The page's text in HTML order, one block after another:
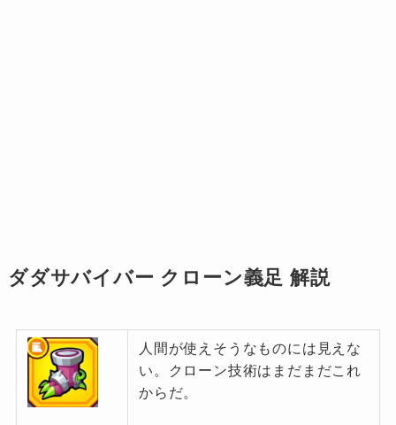
ダダサバイバー クローン義足 解説
人間が使えそうなものには見えな
い。クローン技術はまだまだこれ
からだ。